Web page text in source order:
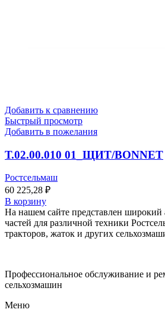
Добавить к сравнению
Быстрый просмотр
Добавить в пожелания
Т.02.00.010 01_ЩИТ/BONNET
Ростсельмаш
60 225,28 ₽
В корзину
На нашем сайте представлен широкий
частей для различной техники
тракторов, жаток и других
Профессиональное обслуживание и
сельхозмашин
Меню